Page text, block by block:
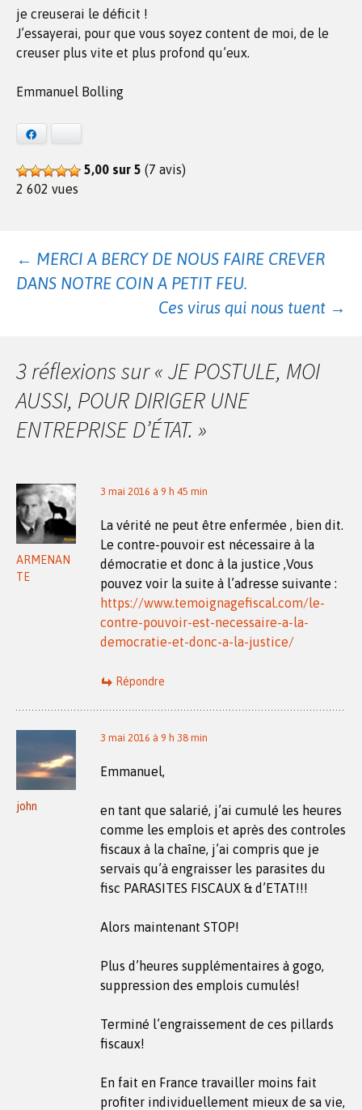
je creuserai le déficit !
J’essayerai, pour que vous soyez content de moi, de le
creuser plus vite et plus profond qu’eux.
Emmanuel Bolling
5,00 sur 5 (7 avis)
2 602 vues
Navigation
articles
← MERCI A BERCY DE NOUS FAIRE CREVER
DANS NOTRE COIN A PETIT FEU.
Ces virus qui nous tuent →
3 réflexions sur «JE POSTULE, MOI
AUSSI, POUR DIRIGER UNE
ENTREPRISE D’ÉTAT.»
ARMENAN
TE
3 mai 2016 à 9 h 45 min
La vérité ne peut être enfermée , bien dit.
Le contre-pouvoir est nécessaire à la
démocratie et donc à la justice ,Vous
pouvez voir la suite à l’adresse suivante :
https://www.temoignagefiscal.com/le-
contre-pouvoir-est-necessaire-a-la-
democratie-et-donc-a-la-justice/
Répondre
john
3 mai 2016 à 9 h 38 min
Emmanuel,
en tant que salarié, j’ai cumulé les heures
comme les emplois et après des controles
fiscaux à la chaîne, j’ai compris que je
servais qu’à engraisser les parasites du
fisc PARASITES FISCAUX & d’ETAT!!!
Alors maintenant STOP!
Plus d’heures supplémentaires à gogo,
suppression des emplois cumulés!
Terminé l’engraissement de ces pillards
fiscaux!
En fait en France travailler moins fait
profiter individuellement mieux de sa vie,